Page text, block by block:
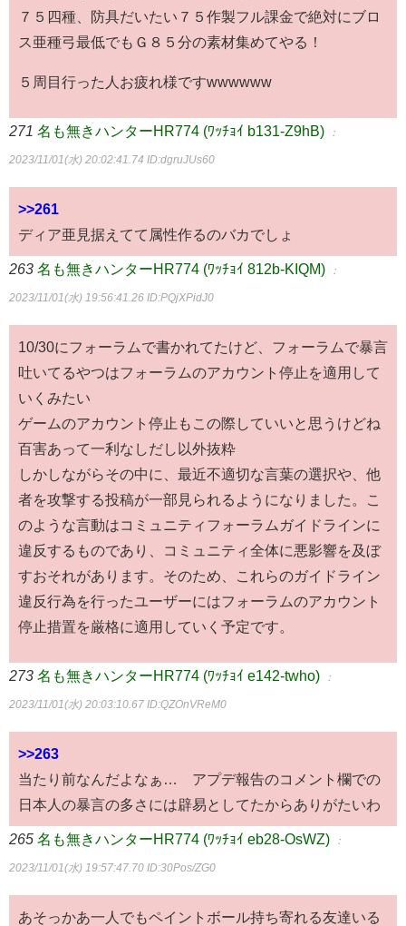
７５四種、防具だいたい７５作製フル課金で絶対にブロ
ス亜種弓最低でもＧ８５分の素材集めてやる！
５周目行った人お疲れ様ですwwwwww
271 名も無きハンターHR774 (ﾜｯﾁｮｲ b131-Z9hB) ：
2023/11/01(水) 20:02:41.74 ID:dgruJUs60
>>261
ディア亜見据えてて属性作るのバカでしょ
263 名も無きハンターHR774 (ﾜｯﾁｮｲ 812b-KIQM) ：
2023/11/01(水) 19:56:41.26 ID:PQjXPidJ0
10/30にフォーラムで書かれてたけど、フォーラムで暴言
吐いてるやつはフォーラムのアカウント停止を適用して
いくみたい
ゲームのアカウント停止もこの際していいと思うけどね
百害あって一利なしだし以外抜粋
しかしながらその中に、最近不適切な言葉の選択や、他
者を攻撃する投稿が一部見られるようになりました。こ
のような言動はコミュニティフォーラムガイドラインに
違反するものであり、コミュニティ全体に悪影響を及ぼ
すおそれがあります。そのため、これらのガイドライン
違反行為を行ったユーザーにはフォーラムのアカウント
停止措置を厳格に適用していく予定です。
273 名も無きハンターHR774 (ﾜｯﾁｮｲ e142-twho) ：
2023/11/01(水) 20:03:10.67 ID:QZOnVReM0
>>263
当たり前なんだよなぁ… アプデ報告のコメント欄での
日本人の暴言の多さには辟易としてたからありがたいわ
265 名も無きハンターHR774 (ﾜｯﾁｮｲ eb28-OsWZ) ：
2023/11/01(水) 19:57:47.70 ID:30Pos/ZG0
あそっかあ一人でもペイントボール持ち寄れる友達いる